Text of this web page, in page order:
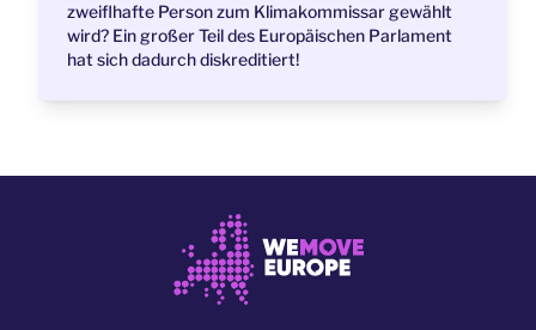
zweiflhafte Person zum Klimakommissar gewählt
wird? Ein großer Teil des Europäischen Parlament
hat sich dadurch diskreditiert!